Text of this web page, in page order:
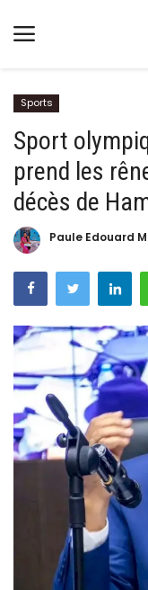
Home
Contact
Football
Gallery
Terms &
Athlétisme
Sports
CAN FÉMININE
LDC/ COUPE CAF
CAN
Lions
Lionnes
Sports
Sport
prend les
décès de
Paule Edouard